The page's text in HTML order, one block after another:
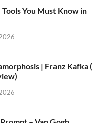
Tools You Must Know in
| Franz Kafka (